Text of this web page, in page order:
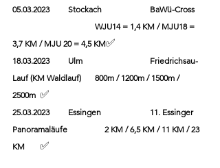
05.03.2023         Stockach             	BaWü-Cross
3,7 KM / MJU 20 = 4,5 KM✅
18.03.2023         Ulm       		Friedrichsau-
Lauf (KM Waldlauf)	800m / 1200m / 1500m /
2500m
	✅
25.03.2023         Essingen              	11. Essinger
Panoramaläufe                  2 KM / 6,5 KM / 11 KM / 23
KM
	✅